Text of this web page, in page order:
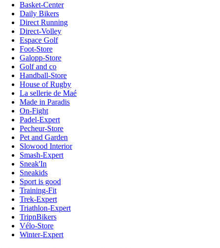
Basket-Center
Daily Bikers
Direct Running
Direct-Volley
Espace Golf
Foot-Store
Galopp-Store
Golf and co
Handball-Store
House of Rugby
La sellerie de Maé
Made in Paradis
On-Fight
Padel-Expert
Pecheur-Store
Pet and Garden
Slowood Interior
Smash-Expert
Sneak'In
Sneakids
Sport is good
Training-Fit
Trek-Expert
Triathlon-Expert
TripnBikers
Vélo-Store
Winter-Expert